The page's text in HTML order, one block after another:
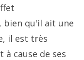
qu'il ait une
il est très
à cause de ses